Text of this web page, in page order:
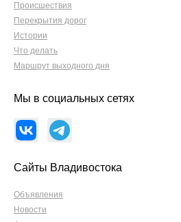
Происшествия
Перекрытия дорог
Истории
Что делать
Маршрут выходного дня
Мы в социальных сетях
Сайты Владивостока
Объявления
Новости